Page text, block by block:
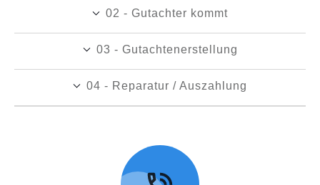
02 - Gutachter kommt
03 - Gutachtenerstellung
04 - Reparatur / Auszahlung